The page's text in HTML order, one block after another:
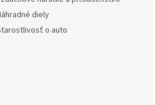
diely
o auto